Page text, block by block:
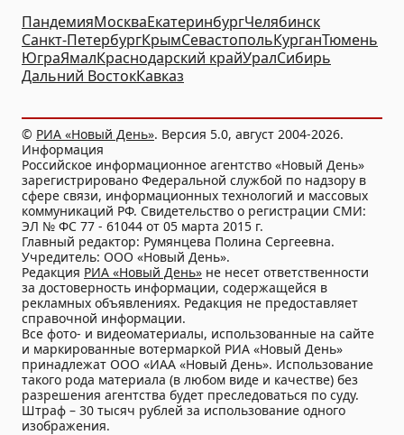
ПандемияМоскваЕкатеринбургЧелябинск
Санкт-ПетербургКрымСевастопольКурганТюмень
ЮграЯмалКраснодарский крайУралСибирь
Дальний ВостокКавказ
© РИА «Новый День». Версия 5.0, август 2004-2026.
Информация
Российское информационное агентство «Новый День»
зарегистрировано Федеральной службой по надзору в
сфере связи, информационных технологий и массовых
коммуникаций РФ. Свидетельство о регистрации СМИ:
ЭЛ № ФС 77 - 61044 от 05 марта 2015 г.
Главный редактор: Румянцева Полина Сергеевна.
Учредитель: ООО «Новый День».
Редакция РИА «Новый День» не несет ответственности
за достоверность информации, содержащейся в
рекламных объявлениях. Редакция не предоставляет
справочной информации.
Все фото- и видеоматериалы, использованные на сайте
и маркированные вотермаркой РИА «Новый День»
принадлежат ООО «ИАА «Новый День». Использование
такого рода материала (в любом виде и качестве) без
разрешения агентства будет преследоваться по суду.
Штраф – 30 тысяч рублей за использование одного
изображения.